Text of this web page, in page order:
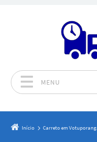
MENU
Início Carreto em